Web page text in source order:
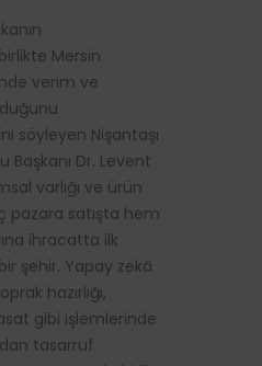
Mersin
verim ve
söyleyen Nişantaşı
Başkanı Dr. Levent
varlığı ve ürün
pazara satışta hem
ihracatta ilk
şehir. Yapay zekâ
hazırlığı,
gibi işlemlerinde
tasarruf